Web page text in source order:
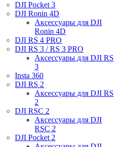
DJI Pocket 3
DJI Ronin 4D
Аксессуары для DJI
Ronin 4D
DJI RS 4 PRO
DJI RS 3 / RS 3 PRO
Аксессуары для DJI RS
3
Insta 360
DJI RS 2
Аксессуары для DJI RS
2
DJI RSC 2
Аксессуары для DJI
RSC 2
DJI Pocket 2